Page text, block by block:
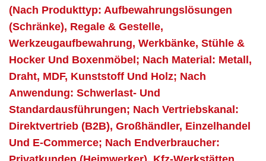
(Nach Produkttyp: Aufbewahrungslösungen
(Schränke), Regale & Gestelle,
Werkzeugaufbewahrung, Werkbänke, Stühle &
Hocker Und Boxenmöbel; Nach Material: Metall,
Draht, MDF, Kunststoff Und Holz; Nach
Anwendung: Schwerlast- Und
Standardausführungen; Nach Vertriebskanal:
Direktvertrieb (B2B), Großhändler, Einzelhandel
Und E-Commerce; Nach Endverbraucher: